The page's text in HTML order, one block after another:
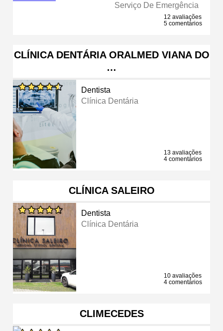
Serviço De Emergência
12 avaliações
5 comentários
CLÍNICA DENTÁRIA ORALMED VIANA DO
…
Dentista
Clínica Dentária
13 avaliações
4 comentários
CLÍNICA SALEIRO
Dentista
Clínica Dentária
10 avaliações
4 comentários
CLIMECEDES